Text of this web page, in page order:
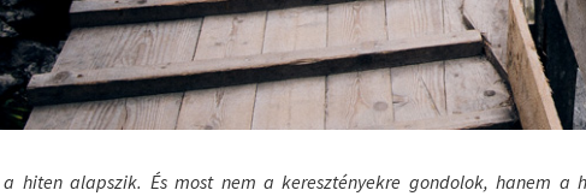
hiten alapszik. És most nem a keresztényekre gondolok, hanem a